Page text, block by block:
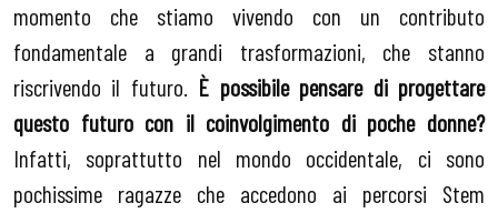
momento che stiamo vivendo con un contributo
fondamentale a grandi trasformazioni, che stanno
riscrivendo il futuro. È possibile pensare di progettare
questo futuro con il coinvolgimento di poche donne?
Infatti, soprattutto nel mondo occidentale, ci sono
pochissime ragazze che accedono ai percorsi Stem